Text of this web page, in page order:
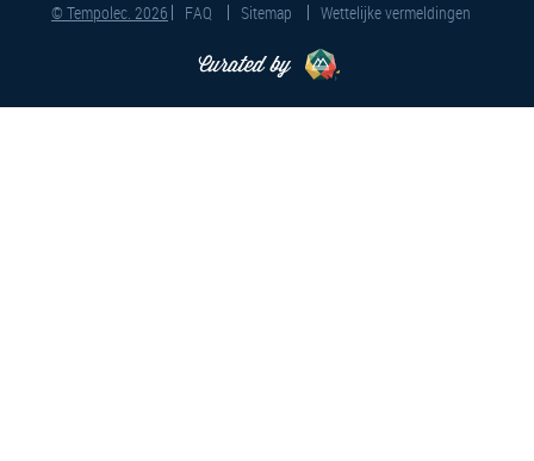
© Tempolec. 2026 FAQ Sitemap Wettelijke vermeldingen